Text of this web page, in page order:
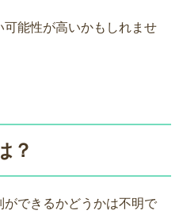
能性が高いかもしれませ
？
できるかどうかは不明で